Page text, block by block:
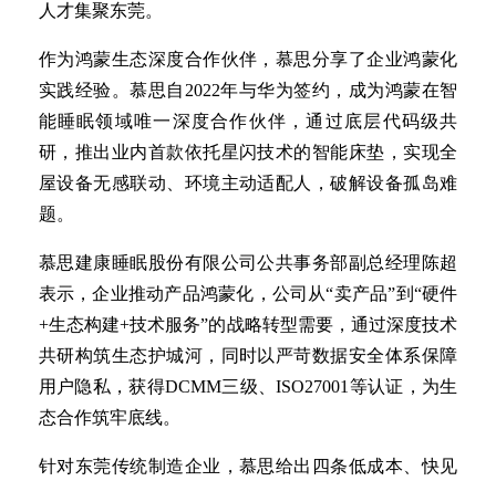
人才集聚东莞。
作为鸿蒙生态深度合作伙伴，慕思分享了企业鸿蒙化
实践经验。慕思自2022年与华为签约，成为鸿蒙在智
能睡眠领域唯一深度合作伙伴，通过底层代码级共
研，推出业内首款依托星闪技术的智能床垫，实现全
屋设备无感联动、环境主动适配人，破解设备孤岛难
题。
慕思建康睡眠股份有限公司公共事务部副总经理陈超
表示，企业推动产品鸿蒙化，公司从“卖产品”到“硬件
+生态构建+技术服务”的战略转型需要，通过深度技术
共研构筑生态护城河，同时以严苛数据安全体系保障
用户隐私，获得DCMM三级、ISO27001等认证，为生
态合作筑牢底线。
针对东莞传统制造企业，慕思给出四条低成本、快见